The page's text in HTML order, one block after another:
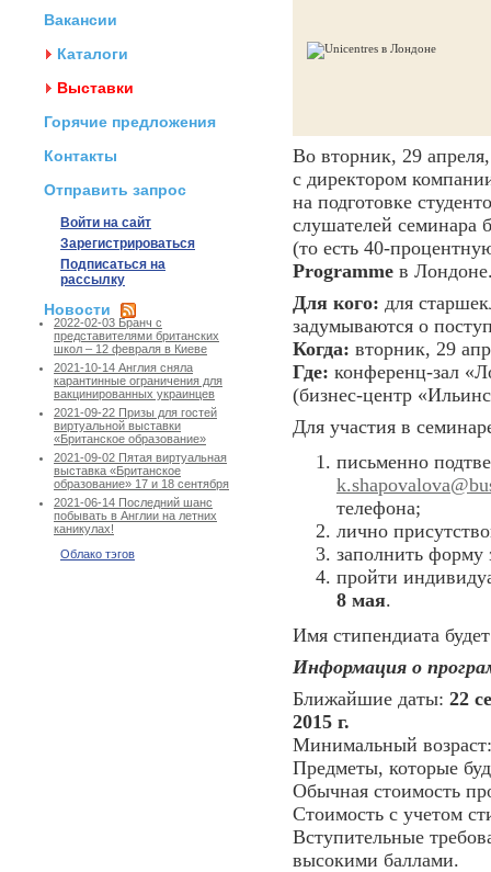
Вакансии
Каталоги
Выставки
Горячие предложения
Контакты
Отправить запрос
Войти на сайт
Зарегистрироваться
Подписаться на
рассылку
Новости
2022-02-03 Бранч с
представителями британских
школ – 12 февраля в Киеве
2021-10-14 Англия сняла
карантинные ограничения для
вакцинированных украинцев
2021-09-22 Призы для гостей
виртуальной выставки
«Британское образование»
2021-09-02 Пятая виртуальная
выставка «Британское
образование» 17 и 18 сентября
2021-06-14 Последний шанс
побывать в Англии на летних
каникулах!
Облако тэгов
Во вторник, 29
с директором
на подготовке
слушателей семинара
(то есть 40-
Programme в
Для кого: для
задумываются о
Когда: вторник, 29
Где: конференц-зал
(бизнес-центр
Для участия в
письменно
телефона;
лично
заполнить форму
пройти
8 мая.
Имя стипендиата
Информация о
Ближайшие даты: 22
2015 г.
Минимальный
Предметы, которые
Обычная стоимость
Стоимость с учетом
Вступительные
высокими баллами.